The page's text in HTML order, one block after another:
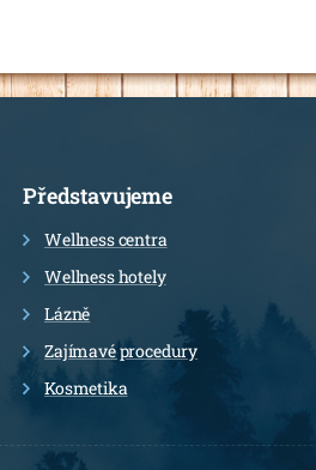
Představujeme
Wellness centra
Wellness hotely
Lázně
Zajímavé procedury
Kosmetika